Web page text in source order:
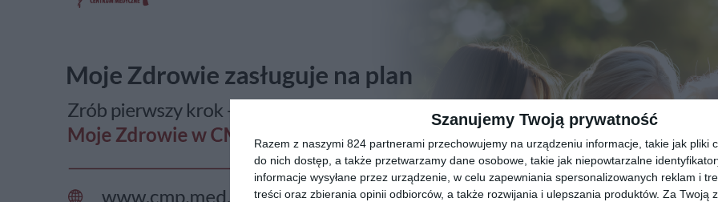
Szanujemy Twoją prywatność
Razem z naszymi 824 partnerami przechowujemy na urządzeniu informacje, takie jak pliki
do nich dostęp, a także przetwarzamy dane osobowe, takie jak niepowtarzalne
informacje wysyłane przez urządzenie, w celu zapewniania spersonalizowanych reklam i
treści oraz zbierania opinii odbiorców, a także rozwijania i ulepszania produktów. Za Twoją